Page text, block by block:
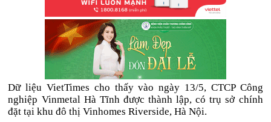
Dữ liệu VietTimes cho thấy vào ngày 13/5, CTCP Công
nghiệp Vinmetal Hà Tĩnh được thành lập, có trụ sở chính
đặt tại khu đô thị Vinhomes Riverside, Hà Nội.